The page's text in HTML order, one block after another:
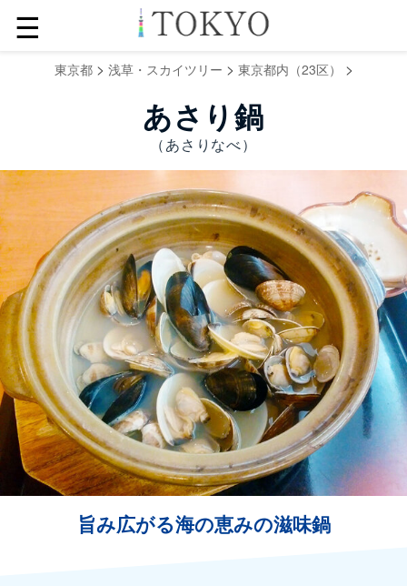
☰
東京都> 浅草・スカイツリー > 東京都内（23区） >
あさり鍋
（あさりなべ）
旨み広がる海の恵みの滋味鍋